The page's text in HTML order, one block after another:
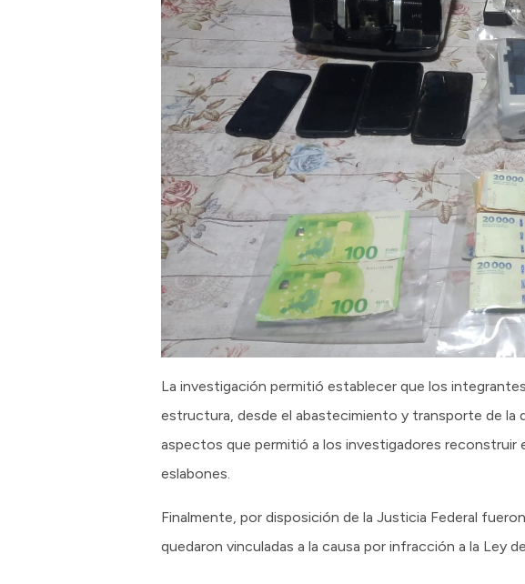
La investigación permitió establecer que los
estructura, desde el abastecimiento y transporte de la
aspectos que permitió a los investigadores
eslabones.
Finalmente, por disposición de la Justicia Federal
quedaron vinculadas a la causa por infracción a la Ley